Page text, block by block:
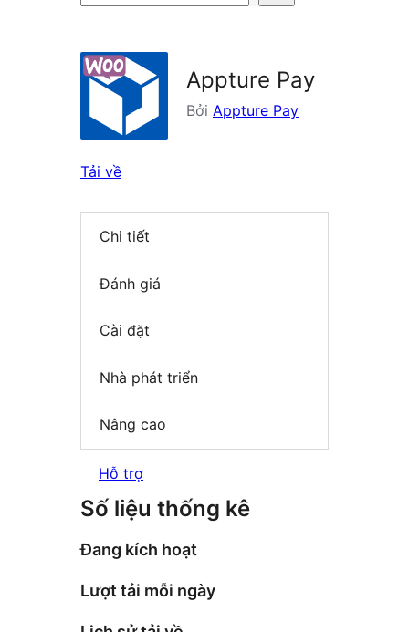
Appture Pay
Bởi Appture Pay
Tải về
Chi tiết
Đánh giá
Cài đặt
Nhà phát triển
Nâng cao
Hỗ trợ
Số liệu thống kê
Đang kích hoạt
Lượt tải mỗi ngày